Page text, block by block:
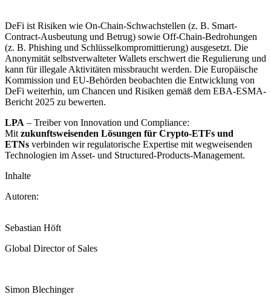
DeFi ist Risiken wie On-Chain-Schwachstellen (z. B. Smart-
Contract-Ausbeutung und Betrug) sowie Off-Chain-Bedrohungen
(z. B. Phishing und Schlüsselkompromittierung) ausgesetzt. Die
Anonymität selbstverwalteter Wallets erschwert die Regulierung und
kann für illegale Aktivitäten missbraucht werden. Die Europäische
Kommission und EU-Behörden beobachten die Entwicklung von
DeFi weiterhin, um Chancen und Risiken gemäß dem EBA-ESMA-
Bericht 2025 zu bewerten.
LPA – Treiber von Innovation und Compliance:
Mit zukunftsweisenden Lösungen für Crypto-ETFs und
ETNs verbinden wir regulatorische Expertise mit wegweisenden
Technologien im Asset- und Structured-Products-Management.
Inhalte
Autoren:
Sebastian Höft
Global Director of Sales
Simon Blechinger